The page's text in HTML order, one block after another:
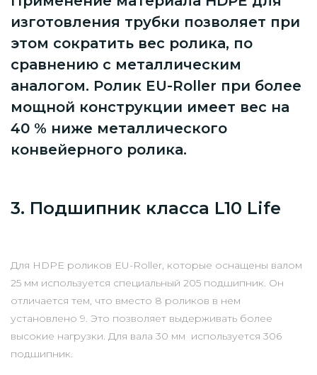
изготовления трубки позволяет при
этом сократить вес ролика, по
сравнению с металлическим
аналогом. Ролик EU-Roller при более
мощной конструкции имеет вес на
40 % ниже металлического
конвейерного ролика.
3. Подшипник класса L10 Life
Для HDPE роликов EU-Roller, которые оснащены валом
25 мм используется специальный 205 подшипник. Он
отличается тем, что вместо 8 роликов в нем
установлено 9. Это позволяет выдерживать более
высокие нагрузки. Для вала 30 мм используется 306
подшипник.